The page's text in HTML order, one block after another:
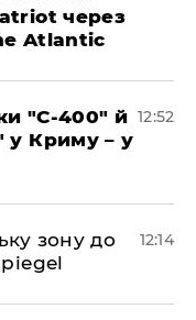
через
Atlantic
"С-400" й
у Криму – у
12:52
зону до
12:14